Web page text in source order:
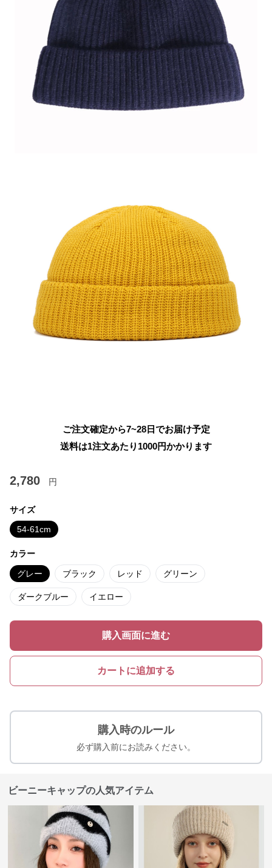
ご注文確定から7~28日でお届け予定
送料は1注文あたり 1000円かかります
2,780 円
サイズ
54-61cm
カラー
グレー ブラック レッド グリーン
ダークブルー イエロー
購入画面に進む
カートに追加する
購入時のルール
必ず購入前にお読みください。
ビーニーキャップの人気アイテム